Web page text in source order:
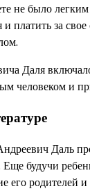
не было
платить за
Даля
человеком и
Даль
будучи
его родителей